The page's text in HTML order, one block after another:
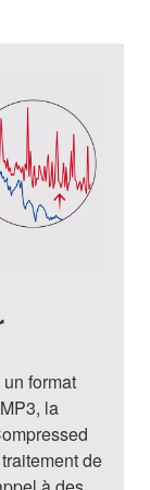
format
la
de